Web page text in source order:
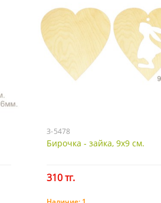
З-5478
Бирочка - зайка, 9х9 см.
310 тг.